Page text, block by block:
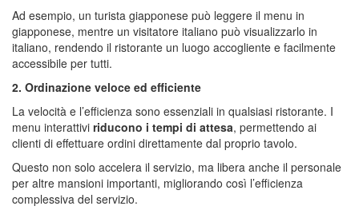
Ad esempio, un turista giapponese può leggere il menu in
giapponese, mentre un visitatore italiano può visualizzarlo in
italiano, rendendo il ristorante un luogo accogliente e facilmente
accessibile per tutti.
2. Ordinazione veloce ed efficiente
La velocità e l’efficienza sono essenziali in qualsiasi ristorante. I
menu interattivi riducono i tempi di attesa, permettendo ai
clienti di effettuare ordini direttamente dal proprio tavolo.
Questo non solo accelera il servizio, ma libera anche il personale
per altre mansioni importanti, migliorando così l’efficienza
complessiva del servizio.